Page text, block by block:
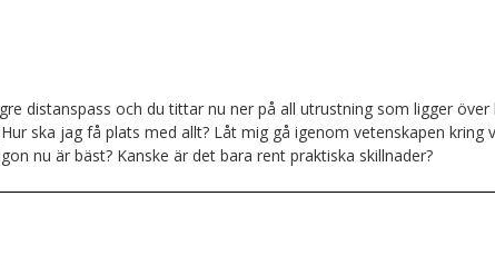
distanspass och du tittar nu ner på all utrustning som ligger över
ska jag få plats med allt? Låt mig gå igenom vetenskapen kring
nu är bäst? Kanske är det bara rent praktiska skillnader?